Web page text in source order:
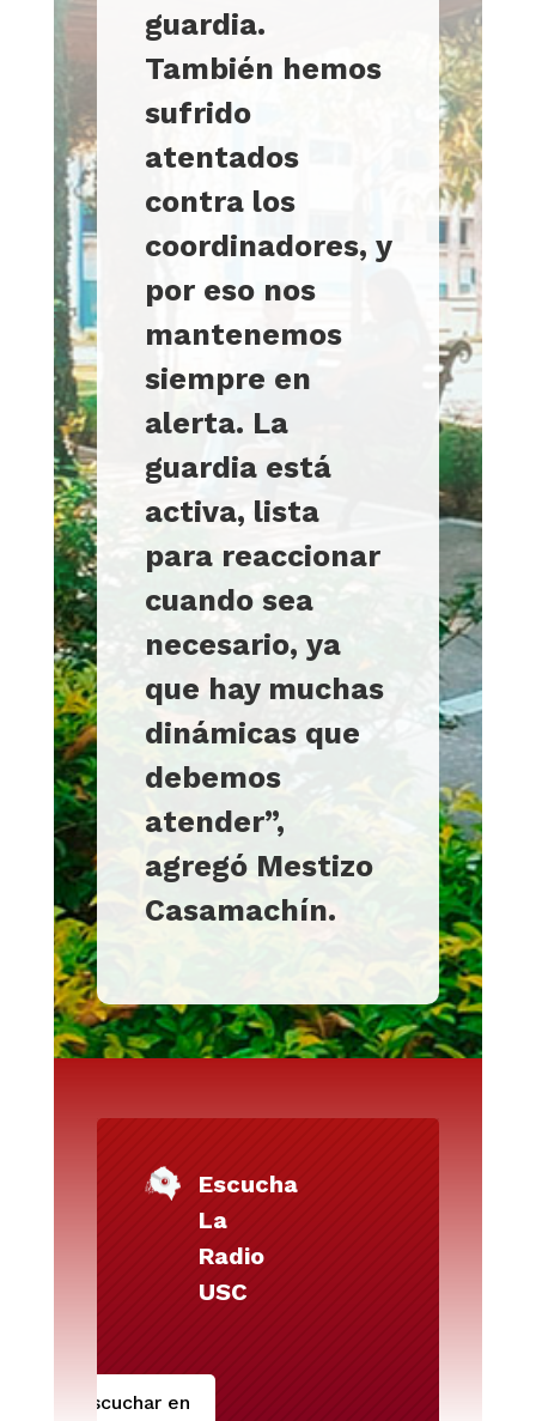
guardia.
También hemos
sufrido
atentados
contra los
coordinadores, y
por eso nos
mantenemos
siempre en
alerta. La
guardia está
activa, lista
para reaccionar
cuando sea
necesario, ya
que hay muchas
dinámicas que
debemos
atender”,
agregó Mestizo
Casamachín.
Escucha
La
Radio
USC
Escuchar en